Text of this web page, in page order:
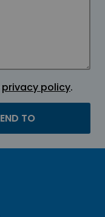
privacy policy.